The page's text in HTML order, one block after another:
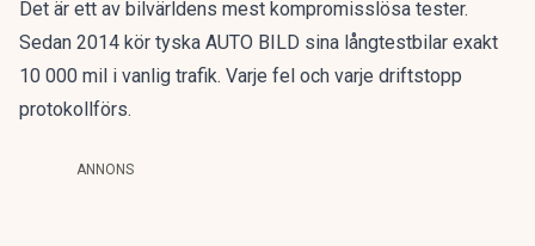
Det är ett av bilvärldens mest kompromisslösa tester.
Sedan 2014 kör tyska AUTO BILD sina långtestbilar exakt
10 000 mil i vanlig trafik. Varje fel och varje driftstopp
protokollförs.
ANNONS